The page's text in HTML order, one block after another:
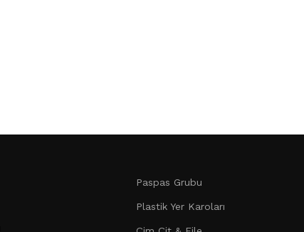
Paspas Grubu
Plastik Yer Karoları